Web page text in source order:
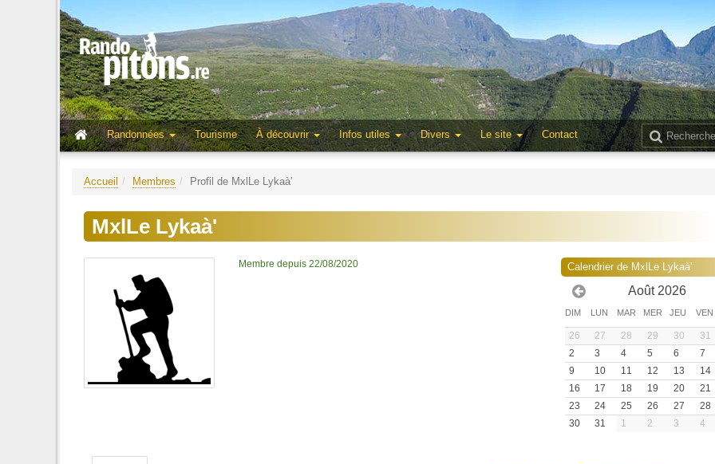
Randonnées
Tourisme À découvrir Infos utiles Divers Le site Contact
Accueil Membres Profil de MxlLe Lykaà'
MxlLe Lykaà'
Membre depuis 22/08/2020 Calendrier de MxlLe Lykaà'
Août 2026
DIM LUN MAR MER JEU VEN
26 27 28 29 30 31
2
3 4 5 6 7
9
10 11 12 13 14
16
17 18 19 20 21
23
24 25 26 27 28
30
31 1 2 3 4